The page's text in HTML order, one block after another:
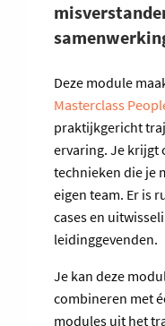
Deze module
Masterclass
praktijkgericht
ervaring. Je krijgt
technieken die je
eigen team. Er is
cases en
leidinggevenden.
Je kan deze
combineren met
modules uit het